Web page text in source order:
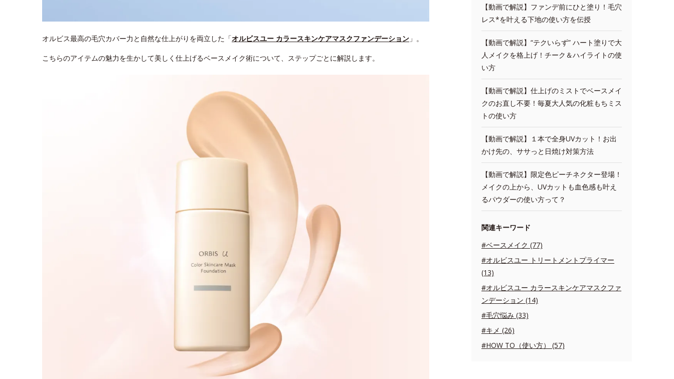
オルビス最高の毛穴カバー力と自然な仕上がりを両立した「オルビスユー カラースキンケアマスクファンデーション 」。
こちらのアイテムの魅力を生かして美しく仕上げるベースメイク術について、ステップごとに解説します。
【動画で解説】ファンデ前にひと塗り！毛穴
レス*を叶える下地の使い方を伝授
【動画で解説】“テクいらず” ハート塗りで大
人メイクを格上げ！チーク＆ハイライトの使
い方
【動画で解説】仕上げのミストでベースメイ
クのお直し不要！毎夏大人気の化粧もちミス
トの使い方
【動画で解説】１本で全身UVカット！お出
かけ先の、ササっと日焼け対策方法
【動画で解説】限定色ピーチネクター登場！
メイクの上から、UVカットも血色感も叶え
るパウダーの使い方って？
関連キーワード
#ベースメイク (77)
#オルビスユー トリートメントプライマー
(13)
#オルビスユー カラースキンケアマスクファ
ンデーション (14)
#毛穴悩み (33)
#キメ (26)
#HOW TO（使い方） (57)